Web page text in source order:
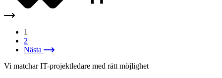
1
2
Nästa
Vi matchar IT-projektledare med rätt möjlighet